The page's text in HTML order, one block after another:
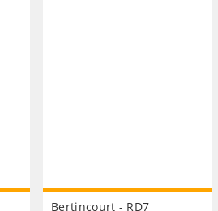
Bertincourt - RD7